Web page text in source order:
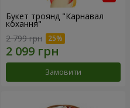
Букет троянд "Карнавал
кохання"
2 799 грн
Замовити